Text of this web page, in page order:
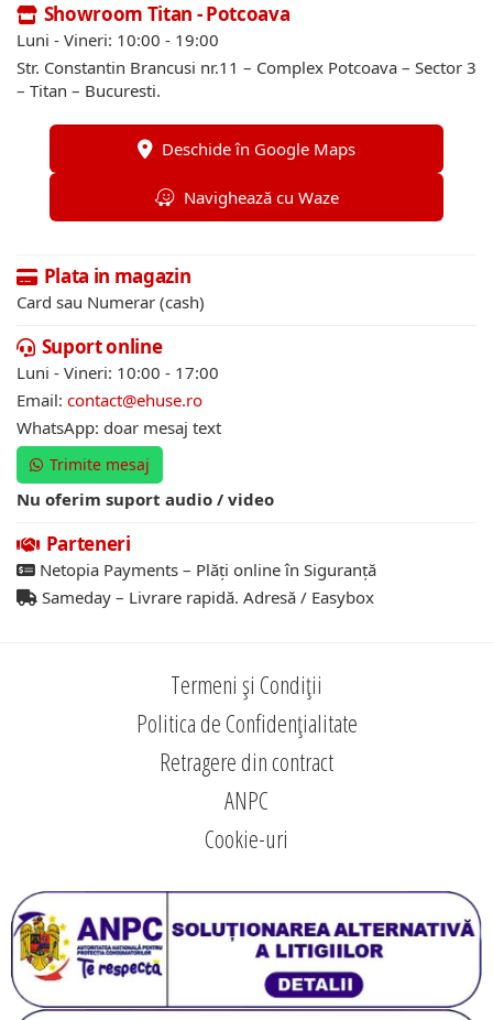
Showroom Titan - Potcoava
Luni - Vineri: 10:00 - 19:00
Str. Constantin Brancusi nr.11 – Complex Potcoava – Sector 3
– Titan – Bucuresti.
Deschide în Google Maps
Navighează cu Waze
Plata in magazin
Card sau Numerar (cash)
Suport online
Luni - Vineri: 10:00 - 17:00
Email: contact@ehuse.ro
WhatsApp: doar mesaj text
Trimite mesaj
Nu oferim suport audio / video
Parteneri
Netopia Payments – Plăți online în Siguranță
Sameday – Livrare rapidă. Adresă / Easybox
Termeni și Condiții
Politica de Confidențialitate
Retragere din contract
ANPC
Cookie-uri